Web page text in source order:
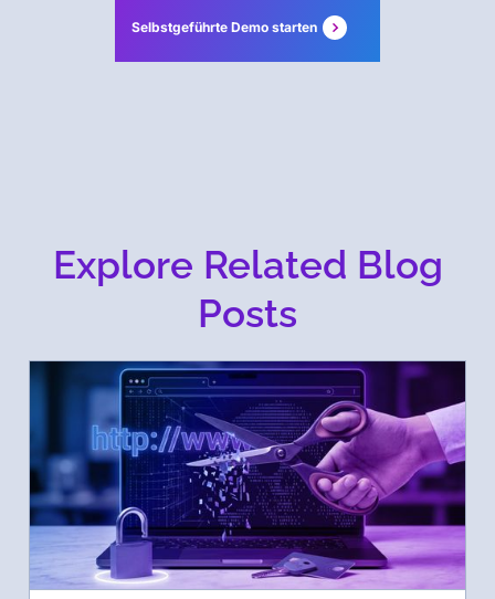
Selbstgeführte Demo starten
Explore Related Blog
Posts